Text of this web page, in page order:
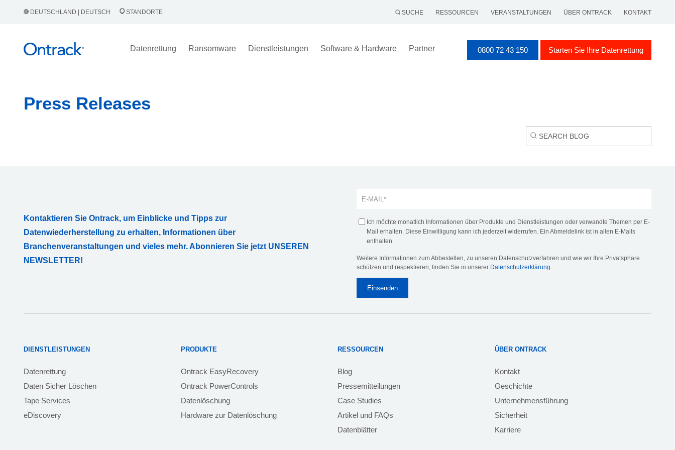
DEUTSCHLAND | DEUTSCH STANDORTE SUCHE RESSOURCEN VERANSTALTUNGEN ÜBER ONTRACK KONTAKT
Datenrettung Ransomware Dienstleistungen Software & Hardware Partner 0800 72 43 150 Starten Sie Ihre Datenrettung
Press Releases
Kontaktieren Sie Ontrack, um Einblicke und Tipps zur
Datenwiederherstellung zu erhalten, Informationen über
Branchenveranstaltungen und vieles mehr. Abonnieren Sie jetzt UNSEREN
NEWSLETTER!
Ich möchte monatlich Informationen über Produkte und Dienstleistungen oder verwandte Themen per E-
Mail erhalten. Diese Einwilligung kann ich jederzeit widerrufen. Ein Abmeldelink ist in allen E-Mails
enthalten.
Weitere Informationen zum Abbestellen, zu unseren Datenschutzverfahren und wie wir Ihre Privatsphäre
schützen und respektieren, finden Sie in unserer Datenschutzerklärung.
DIENSTLEISTUNGEN
Datenrettung
Daten Sicher Löschen
Tape Services
eDiscovery
PRODUKTE
Ontrack EasyRecovery
Ontrack PowerControls
Datenlöschung
Hardware zur Datenlöschung
RESSOURCEN
Blog
Pressemitteilungen
Case Studies
Artikel und FAQs
Datenblätter
ÜBER ONTRACK
Kontakt
Geschichte
Unternehmensführung
Sicherheit
Karriere